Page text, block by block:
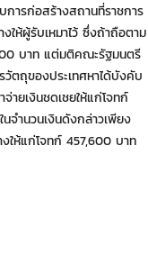
การก่อสร้างสถานที่ราชการ
ให้ผู้รับเหมาไว้ ซึ่งถ้าถือตาม
บาท แต่มติคณะรัฐมนตรี
ตถุของประเทศหาได้บังคับ
ายเงินชดเชยให้แก่โจทก์
จำนวนเงินดังกล่าวเพียง
งให้แก่โจทก์ 457,600 บาท